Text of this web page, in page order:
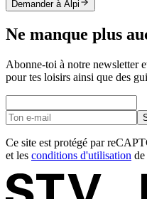
Demander à Alpi
Ne manque plus
Abonne-toi à notre newsletter
pour tes loisirs ainsi que des
Ce site est protégé par
et les conditions d'utilisation